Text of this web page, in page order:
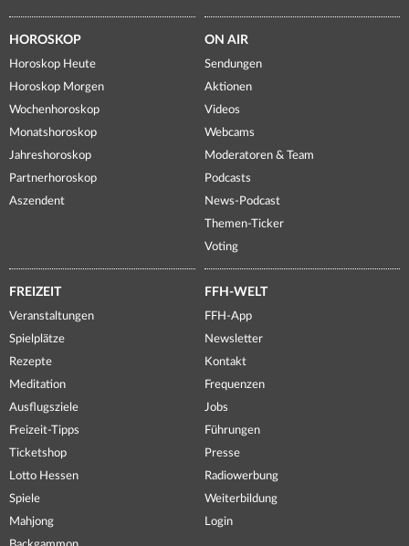
HOROSKOP
Horoskop Heute
Horoskop Morgen
Wochenhoroskop
Monatshoroskop
Jahreshoroskop
Partnerhoroskop
Aszendent
ON AIR
Sendungen
Aktionen
Videos
Webcams
Moderatoren & Team
Podcasts
News-Podcast
Themen-Ticker
Voting
FREIZEIT
Veranstaltungen
Spielplätze
Rezepte
Meditation
Ausflugsziele
Freizeit-Tipps
Ticketshop
Lotto Hessen
Spiele
Mahjong
FFH-WELT
FFH-App
Newsletter
Kontakt
Frequenzen
Jobs
Führungen
Presse
Radiowerbung
Weiterbildung
Login